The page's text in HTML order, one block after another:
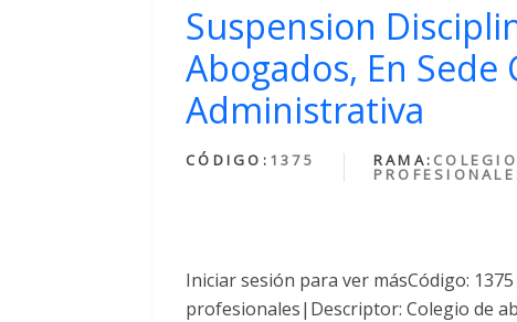
Suspension
Abogados, En Sede
Administrativa
CÓDIGO: 1375 RAMA:
Iniciar sesión para ver másCódigo:
profesionales|Descriptor: Colegio de